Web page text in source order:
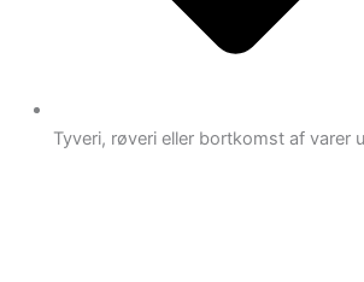
Tyveri, røveri eller bortkomst af varer